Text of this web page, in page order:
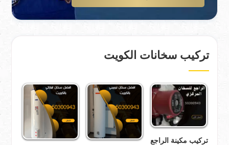
تركيب سخانات الكويت
تركيب مكينة الراجع